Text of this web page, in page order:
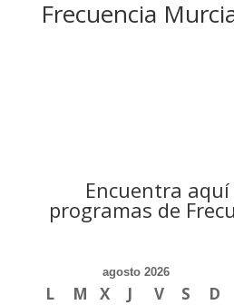
Frecuencia
Encuentra
programas de
agosto 2026
L M X J V S
D